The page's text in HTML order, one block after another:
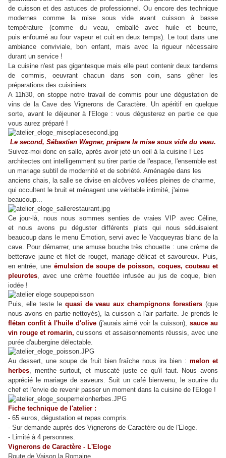
de cuisson et des astuces de professionnel. Ou encore des technique
modernes comme la mise sous vide avant cuisson à basse
température (comme du veau, emballé avec huile et beurre,
puis enfourné au four vapeur et cuit en deux temps). Le tout dans une
ambiance conviviale, bon enfant, mais avec la rigueur nécessaire
durant un service !
La cuisine n'est pas gigantesque mais elle peut contenir deux tandems
de commis, oeuvrant chacun dans son coin, sans gêner les
préparations des cuisiniers.
A 11h30, on stoppe notre travail de commis pour une dégustation de
vins de la Cave des Vignerons de Caractère. Un apéritif en quelque
sorte, avant le déjeuner à l'Eloge : vous dégusterez en partie ce que
vous aurez préparé !
Le second, Sébastien Wagner, prépare la mise sous vide du veau.
Suivez-moi donc en salle, après avoir jeté un oeil à la cuisine ! Les
architectes ont intelligemment su tirer partie de l'espace, l'ensemble est
un mariage subtil de modernité et de sobriété. Aménagée dans les
anciens chais, la salle se divise en alcôves voilées pleines de charme,
qui occultent le bruit et ménagent une véritable intimité, j'aime
beaucoup...
Ce jour-là, nous nous sommes senties de vraies VIP avec Céline,
et nous avons pu déguster différents plats qui nous séduisaient
beaucoup dans le menu Emotion, servi avec le Vacqueyras blanc de la
cave. Pour démarrer, une amuse bouche très chouette : une crème de
betterave jaune et filet de rouget, mariage délicat et savoureux. Puis,
en entrée, une émulsion de soupe de poisson, coques, couteau et
pleurotes, avec une crème fouettée infusée au jus de coque, bien
iodée !
Puis, elle teste le quasi de veau aux champignons forestiers (que
nous avons en partie nettoyés), la cuisson a l'air parfaite. Je prends le
flétan confit à l'huile d'olive(j'aurais aimé voir la cuisson),sauce au
vin rouge et romarin, cuissons et assaisonnements réussis, avec une
purée d'aubergine délectable.
Au dessert, une soupe de fruit bien fraîche nous ira bien :melon et
herbes, menthe surtout, et muscaté juste ce qu'il faut. Nous avons
apprécié le mariage de saveurs. Suit un café bienvenu, le sourire du
chef et l'envie de revenir passer un moment dans la cuisine de l'Eloge !
Fiche technique de l'atelier :
- 65 euros, dégustation et repas compris.
- Sur demande auprès des Vignerons de Caractère ou de l'Eloge.
- Limité à 4 personnes.
Vignerons de Caractère - L'Eloge
Route de Vaison la Romaine